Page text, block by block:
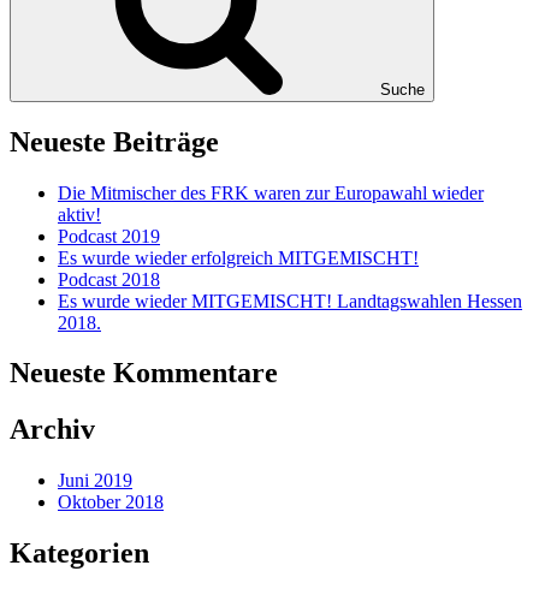
Suche
Neueste Beiträge
Die Mitmischer des FRK waren zur Europawahl wieder
aktiv!
Podcast 2019
Es wurde wieder erfolgreich MITGEMISCHT!
Podcast 2018
Es wurde wieder MITGEMISCHT! Landtagswahlen Hessen
2018.
Neueste Kommentare
Archiv
Juni 2019
Oktober 2018
Kategorien